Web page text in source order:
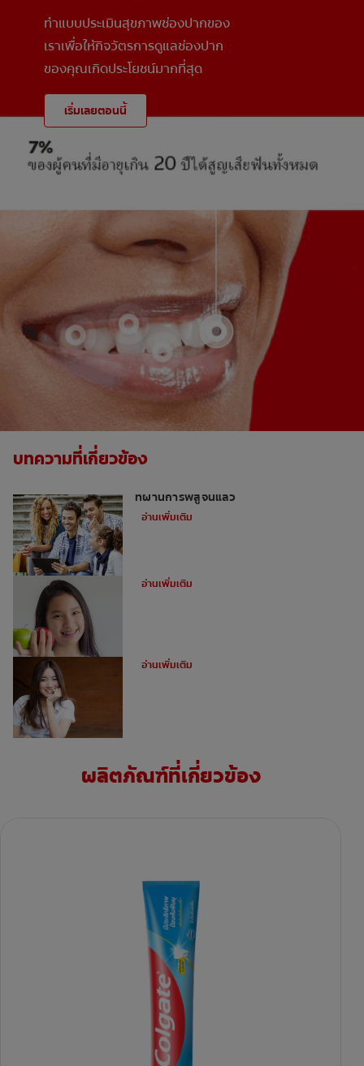
ทำแบบประเมินสุขภาพช่องปากของ
เราเพื่อให้กิจวัตรการดูแลช่องปาก
ของคุณเกิดประโยชน์มากที่สุด
เริ่มเลยตอนนี้
บทความที่เกี่ยวข้อง
ที่ผ่านการพิสูจน์แล้ว
อ่านเพิ่มเติม
อ่านเพิ่มเติม
อ่านเพิ่มเติม
ผลิตภัณฑ์ที่เกี่ยวข้อง